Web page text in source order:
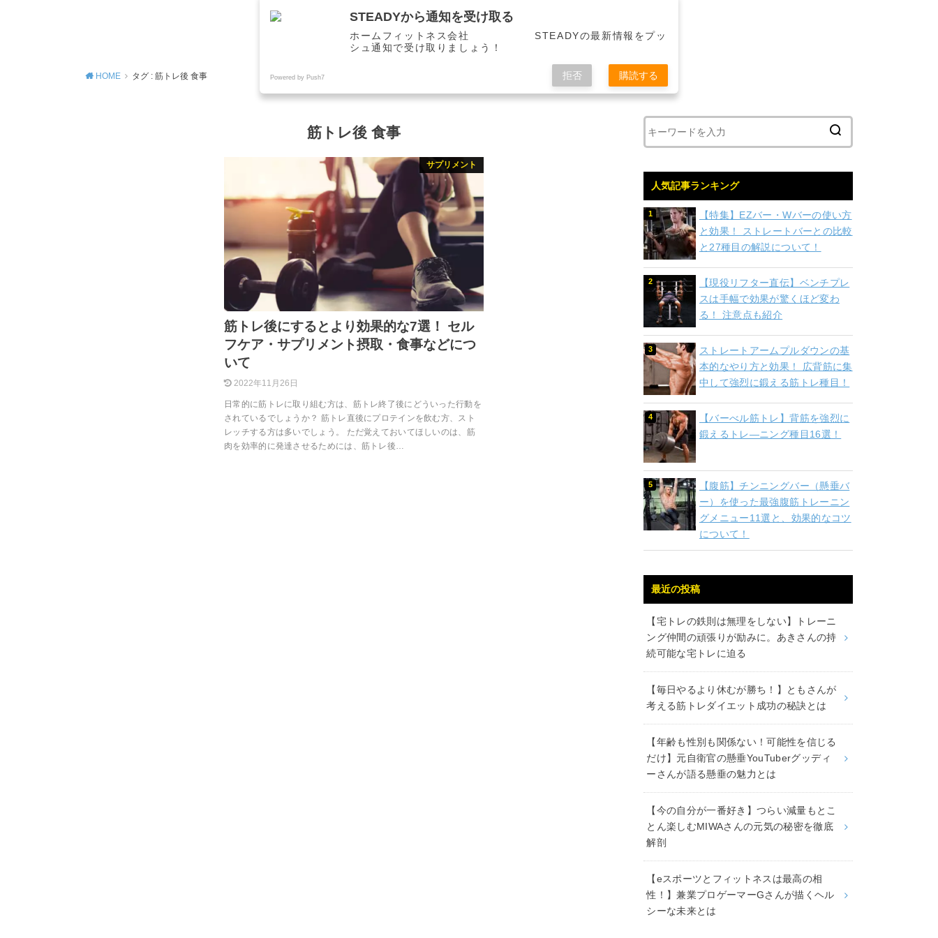
HOME タグ : 筋トレ後 食事
筋トレ後 食事
サプリメント
筋トレ後にするとより効果的な7選！ セル
フケア・サプリメント摂取・食事などにつ
いて
2022年11月26日
日常的に筋トレに取り組む方は、筋トレ終了後にどういった行動を
されているでしょうか？ 筋トレ直後にプロテインを飲む方、スト
レッチする方は多いでしょう。 ただ覚えておいてほしいのは、筋
肉を効率的に発達させるためには、筋トレ後…
人気記事ランキング
【特集】EZバー・Wバーの使い方
と効果！ ストレートバーとの比較
と27種目の解説について！
【現役リフター直伝】ベンチプレ
スは手幅で効果が驚くほど変わ
る！ 注意点も紹介
ストレートアームプルダウンの基
本的なやり方と効果！ 広背筋に集
中して強烈に鍛える筋トレ種目！
【バーべル筋トレ】背筋を強烈に
鍛えるトレ―ニング種目16選！
【腹筋】チンニングバー（懸垂バ
ー）を使った最強腹筋トレーニン
グメニュー11選と、効果的なコツ
について！
最近の投稿
【宅トレの鉄則は無理をしない】トレーニ
ング仲間の頑張りが励みに。あきさんの持
続可能な宅トレに迫る
【毎日やるより休むが勝ち！】ともさんが
考える筋トレダイエット成功の秘訣とは
【年齢も性別も関係ない！可能性を信じる
だけ】元自衛官の懸垂YouTuberグッディ
ーさんが語る懸垂の魅力とは
【今の自分が一番好き】つらい減量もとこ
とん楽しむMIWAさんの元気の秘密を徹底
解剖
【eスポーツとフィットネスは最高の相
性！】兼業プロゲーマーGさんが描くヘル
シーな未来とは
STEADYから通知を受け取る
ホームフィットネス会社 STEADYの最新情報をプッ
シュ通知で受け取りましょう！
Powered by Push7 拒否 購読する